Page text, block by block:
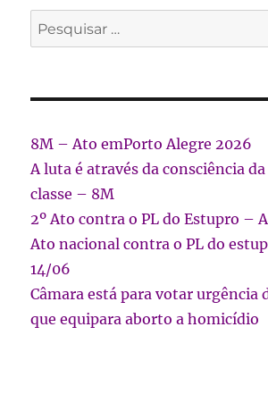
Pesquisar
por:
8M – Ato emPorto Alegre 2026
A luta é através da consciência da
classe – 8M
2º Ato contra o PL do Estupro –
Ato nacional contra o PL do
14/06
Câmara está para votar urgência
que equipara aborto a homicídio